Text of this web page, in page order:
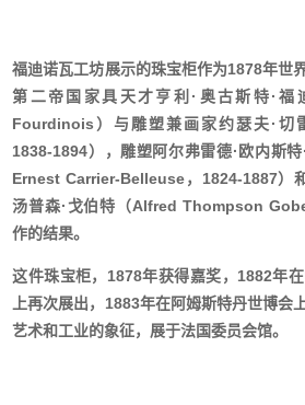
福迪诺瓦工坊展示的珠宝柜作为1878年世
第二帝国家具天才亨利 · 奥古斯特·福
Fourdinois ）与雕塑兼画家约瑟夫· 切
1838-1894），雕塑阿尔弗雷德· 欧内斯特·
Ernest Carrier-Belleuse， 1824-1887）
汤普森·戈伯特（Alfred Thompson
作的结果。
这件珠宝柜， 1878年获得嘉奖， 1882年
上再次展出， 1883年在阿姆斯特丹世博会
艺术和工业的象征，展于法国委员会馆。